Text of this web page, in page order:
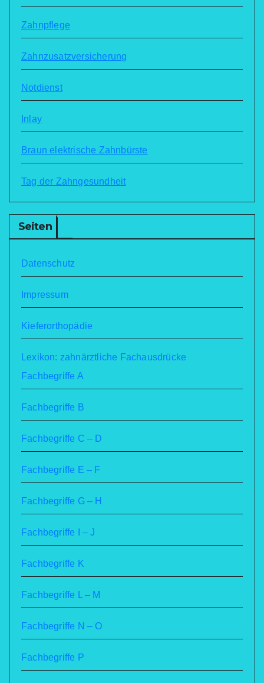
Zahnpflege
Zahnzusatzversicherung
Notdienst
Inlay
Braun elektrische Zahnbürste
Tag der Zahngesundheit
Seiten
Datenschutz
Impressum
Kieferorthopädie
Lexikon: zahnärztliche Fachausdrücke
Fachbegriffe A
Fachbegriffe B
Fachbegriffe C – D
Fachbegriffe E – F
Fachbegriffe G – H
Fachbegriffe I – J
Fachbegriffe K
Fachbegriffe L – M
Fachbegriffe N – O
Fachbegriffe P